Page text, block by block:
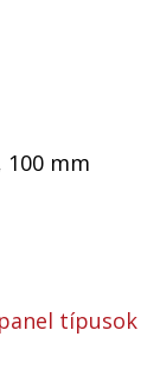
100 mm
típusok